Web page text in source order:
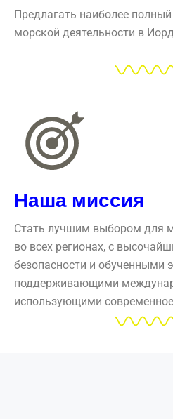
Предлагать наиболее полный
морской деятельности в
Наша миссия
Стать лучшим выбором для
во всех регионах, с
безопасности и обученными
поддерживающими
использующими